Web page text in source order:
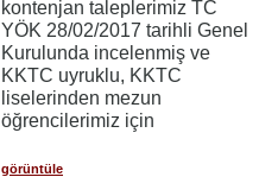
kontenjan taleplerimiz TC
YÖK 28/02/2017 tarihli Genel
Kurulunda incelenmiş ve
KKTC uyruklu, KKTC
liselerinden mezun
öğrencilerimiz için
görüntüle